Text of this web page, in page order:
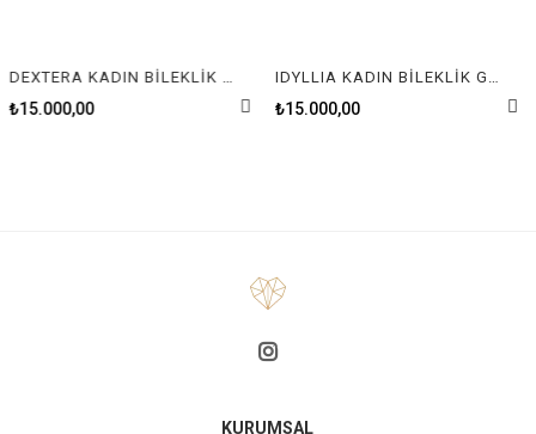
DEXTERA KADIN BİLEKLİK CRY/GOS L---
₺15.000,00
IDYLLIA KADIN BİLEKLİK GOS M
₺15.000,00
KURUMSAL